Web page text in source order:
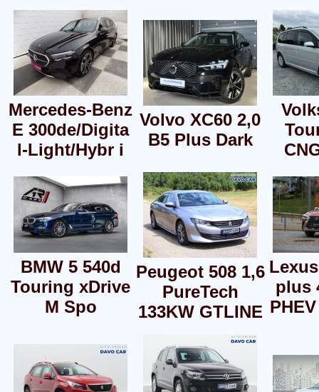
Mercedes-Benz
E 300de/Digita
l-Light/Hybr i
Volvo XC60 2,0
B5 Plus Dark
BMW 5 540d
Touring xDrive
M Spo
Peugeot 508 1,6
PureTech
133KW GTLINE
plus